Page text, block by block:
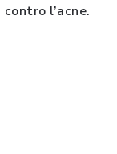
l’acne.